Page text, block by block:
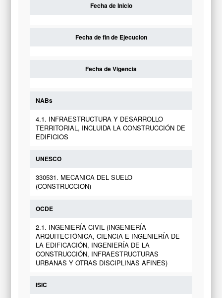
Fecha de Inicio
Fecha de fin de Ejecucion
Fecha de Vigencia
NABs
4.1. INFRAESTRUCTURA Y DESARROLLO
TERRITORIAL, INCLUIDA LA CONSTRUCCIÓN DE
EDIFICIOS
UNESCO
330531. MECANICA DEL SUELO
(CONSTRUCCION)
OCDE
2.1. INGENIERÍA CIVIL (INGENIERÍA
ARQUITECTÓNICA, CIENCIA E INGENIERÍA DE
LA EDIFICACIÓN, INGENIERÍA DE LA
CONSTRUCCIÓN, INFRAESTRUCTURAS
URBANAS Y OTRAS DISCIPLINAS AFINES)
ISIC